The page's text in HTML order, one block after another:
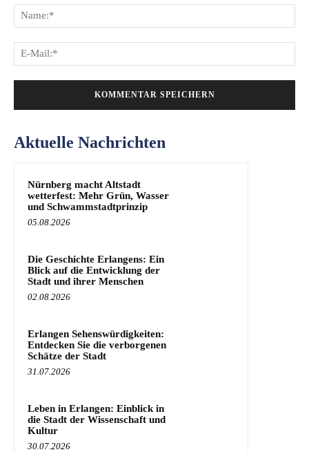
Aktuelle Nachrichten
Nürnberg macht Altstadt
wetterfest: Mehr Grün, Wasser
und Schwammstadtprinzip
05.08.2026
Die Geschichte Erlangens: Ein
Blick auf die Entwicklung der
Stadt und ihrer Menschen
02.08.2026
Erlangen Sehenswürdigkeiten:
Entdecken Sie die verborgenen
Schätze der Stadt
31.07.2026
Leben in Erlangen: Einblick in
die Stadt der Wissenschaft und
Kultur
30.07.2026